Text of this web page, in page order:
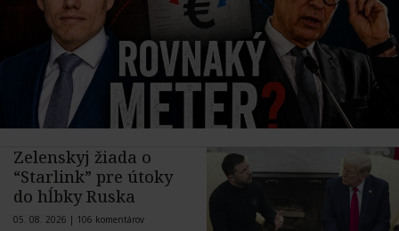
Zelenskyj žiada o
“Starlink” pre útoky
do hĺbky Ruska
05. 08. 2026 | 106 komentárov